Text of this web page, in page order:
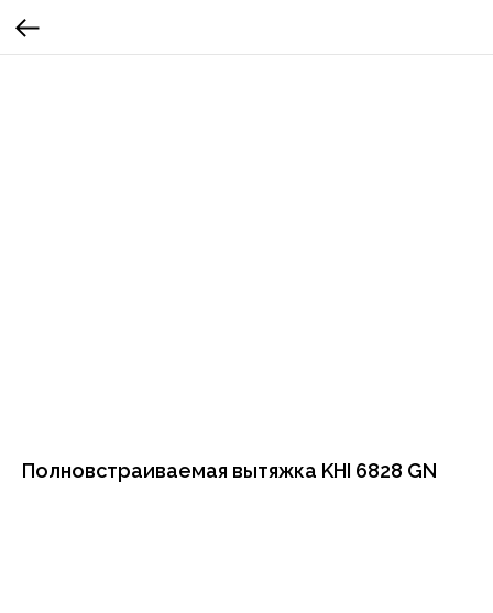
Полновстраиваемая вытяжка KHI 6828 GN